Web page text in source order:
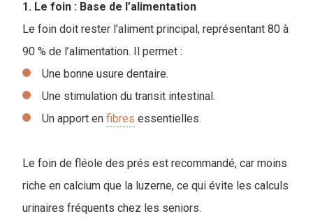
1. Le foin : Base de l’alimentation
Le foin doit rester l’aliment principal, représentant 80 à
90 % de l’alimentation. Il permet :
Une bonne usure dentaire.
Une stimulation du transit intestinal.
Un apport en fibres essentielles.
Le foin de fléole des prés est recommandé, car moins
riche en calcium que la luzerne, ce qui évite les calculs
urinaires fréquents chez les seniors.